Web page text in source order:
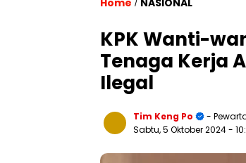
Home / NASIONAL
KPK Wanti-
Tenaga Kerja
Ilegal
Tim Keng Po
-
Sabtu, 5 Oktober 2024-